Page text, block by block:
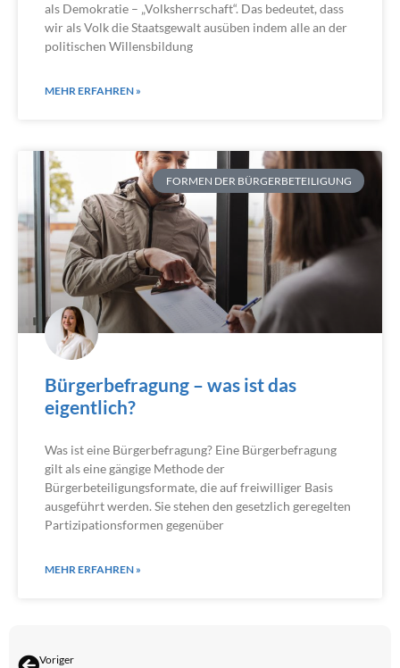
als Demokratie – „Volksherrschaft“. Das bedeutet, dass
wir als Volk die Staatsgewalt ausüben indem alle an der
politischen Willensbildung
MEHR ERFAHREN »
FORMEN DER BÜRGERBETEILIGUNG
Bürgerbefragung – was ist das
eigentlich?
Was ist eine Bürgerbefragung? Eine Bürgerbefragung
gilt als eine gängige Methode der
Bürgerbeteiligungsformate, die auf freiwilliger Basis
ausgeführt werden. Sie stehen den gesetzlich geregelten
Partizipationsformen gegenüber
MEHR ERFAHREN »
Voriger